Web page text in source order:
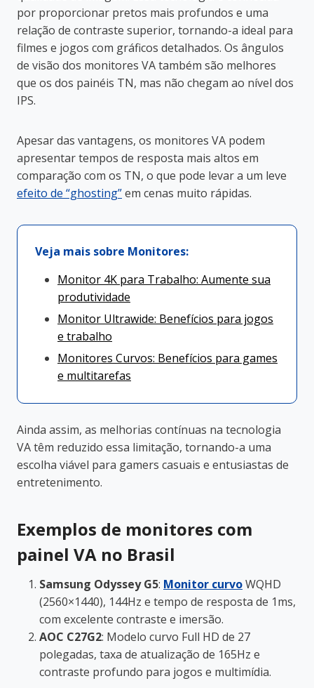
por proporcionar pretos mais profundos e uma
relação de contraste superior, tornando-a ideal para
filmes e jogos com gráficos detalhados. Os ângulos
de visão dos monitores VA também são melhores
que os dos painéis TN, mas não chegam ao nível dos
IPS.
Apesar das vantagens, os monitores VA podem
apresentar tempos de resposta mais altos em
comparação com os TN, o que pode levar a um leve
efeito de “ghosting”em cenas muito rápidas.
Veja mais sobre Monitores:
Monitor 4K para Trabalho: Aumente sua
produtividade
Monitor Ultrawide: Benefícios para jogos
e trabalho
Monitores Curvos: Benefícios para games
e multitarefas
Ainda assim, as melhorias contínuas na tecnologia
VA têm reduzido essa limitação, tornando-a uma
escolha viável para gamers casuais e entusiastas de
entretenimento.
Exemplos de monitores com
painel VA no Brasil
Samsung Odyssey G5: Monitor curvoWQHD
(2560×1440), 144Hz e tempo de resposta de 1ms,
com excelente contraste e imersão.
AOC C27G2: Modelo curvo Full HD de 27
polegadas, taxa de atualização de 165Hz e
contraste profundo para jogos e multimídia.